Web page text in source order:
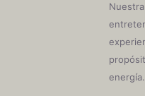
energía.